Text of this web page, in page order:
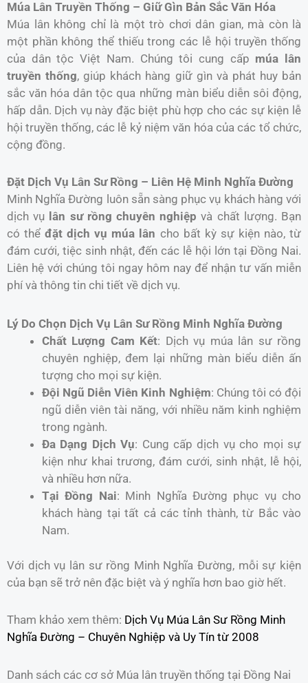
Múa Lân Truyền Thống – Giữ Gìn Bản Sắc Văn Hóa
Múa lân không chỉ là một trò chơi dân gian, mà còn là
một phần không thể thiếu trong các lễ hội truyền thống
của dân tộc Việt Nam. Chúng tôi cung cấp múa lân
truyền thống, giúp khách hàng giữ gìn và phát huy bản
sắc văn hóa dân tộc qua những màn biểu diễn sôi động,
hấp dẫn. Dịch vụ này đặc biệt phù hợp cho các sự kiện lễ
hội truyền thống, các lễ kỷ niệm văn hóa của các tổ chức,
cộng đồng.
Đặt Dịch Vụ Lân Sư Rồng – Liên Hệ Minh Nghĩa Đường
Minh Nghĩa Đường luôn sẵn sàng phục vụ khách hàng với
dịch vụ lân sư rồng chuyên nghiệp và chất lượng. Bạn
có thểđặt dịch vụ múa lân cho bất kỳ sự kiện nào, từ
đám cưới, tiệc sinh nhật, đến các lễ hội lớn tại Đồng Nai.
Liên hệ với chúng tôi ngay hôm nay để nhận tư vấn miễn
phí và thông tin chi tiết về dịch vụ.
Lý Do Chọn Dịch Vụ Lân Sư Rồng Minh Nghĩa Đường
Chất Lượng Cam Kết: Dịch vụ múa lân sư rồng
chuyên nghiệp, đem lại những màn biểu diễn ấn
tượng cho mọi sự kiện.
Đội Ngũ Diễn Viên Kinh Nghiệm: Chúng tôi có đội
ngũ diễn viên tài năng, với nhiều năm kinh nghiệm
trong ngành.
Đa Dạng Dịch Vụ: Cung cấp dịch vụ cho mọi sự
kiện như khai trương, đám cưới, sinh nhật, lễ hội,
và nhiều hơn nữa.
Tại Đồng Nai: Minh Nghĩa Đường phục vụ cho
khách hàng tại tất cả các tỉnh thành, từ Bắc vào
Nam.
Với dịch vụ lân sư rồng Minh Nghĩa Đường, mỗi sự kiện
của bạn sẽ trở nên đặc biệt và ý nghĩa hơn bao giờ hết.
Tham khảo xem thêm: Dịch Vụ Múa Lân Sư Rồng Minh
Nghĩa Đường – Chuyên Nghiệp và Uy Tín từ 2008
Danh sách các cơ sở Múa lân truyền thống tại Đồng Nai